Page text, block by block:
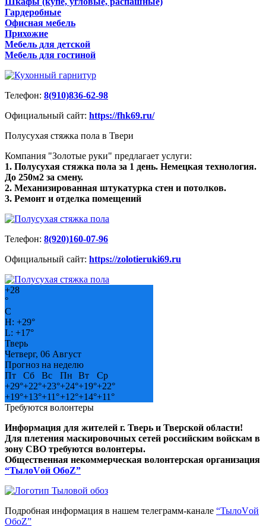
Гардеробные
Офисная мебель
Прихожие
Мебель для детской
Мебель для гостиной
Телефон: 8(910)836-62-98
Официальный сайт: https://fhk69.ru/
Полусухая стяжка пола в Твери
Компания "Золотые руки" предлагает услуги:
1. Полусухая стяжка пола за 1 день. Немецкая технология.
До 250м2 за смену.
2. Механизированная штукатурка стен и потолков.
3. Ремонт и отделка помещений
Телефон: 8(920)160-07-96
Официальный сайт: https://zolotieruki69.ru
+28
°
C
H: +29°
L: +17°
Тверь
Четверг, 06 Август
Прогноз на неделю
Пт
Сб Вс Пн Вт
Ср
+29°+22°+23°+24°+19°+22°
+19°+13°+11°+12°+14°+11°
Требуются волонтеры
Информация для жителей г. Тверь и Тверской области!
Для плетения маскировочных сетей российским войскам в
зону СВО требуются волонтеры.
Общественная некоммерческая волонтерская организация
“ТылоVой ОбоZ”
Подробная информация в нашем телеграмм-канале “ТылоVой
ОбоZ”